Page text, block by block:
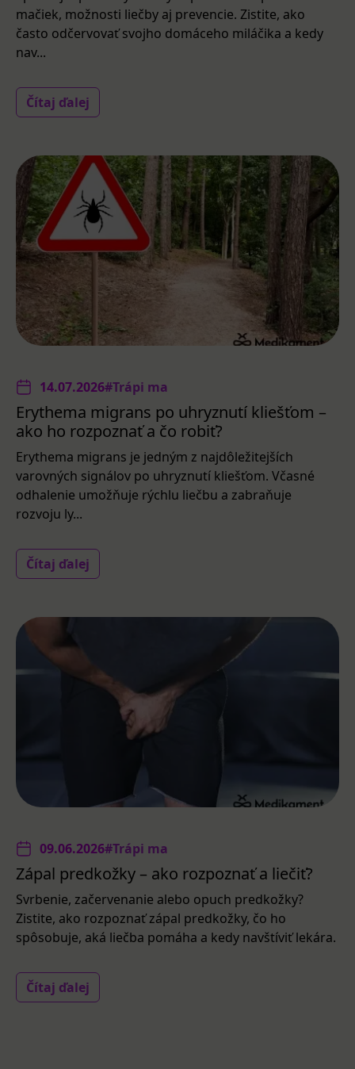
mačiek, možnosti liečby aj prevencie. Zistite, ako
často odčervovať svojho domáceho miláčika a kedy
nav...
Čítaj ďalej
14.07.2026#Trápi ma
Erythema migrans po uhryznutí kliešťom –
ako ho rozpoznať a čo robiť?
Erythema migrans je jedným z najdôležitejších
varovných signálov po uhryznutí kliešťom. Včasné
odhalenie umožňuje rýchlu liečbu a zabraňuje
rozvoju ly...
Čítaj ďalej
09.06.2026#Trápi ma
Zápal predkožky – ako rozpoznať a liečiť?
Svrbenie, začervenanie alebo opuch predkožky?
Zistite, ako rozpoznať zápal predkožky, čo ho
spôsobuje, aká liečba pomáha a kedy navštíviť lekára.
Čítaj ďalej